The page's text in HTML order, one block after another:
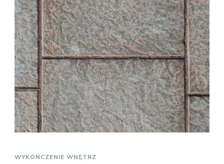
WYKOŃCZENIE WNĘTRZ